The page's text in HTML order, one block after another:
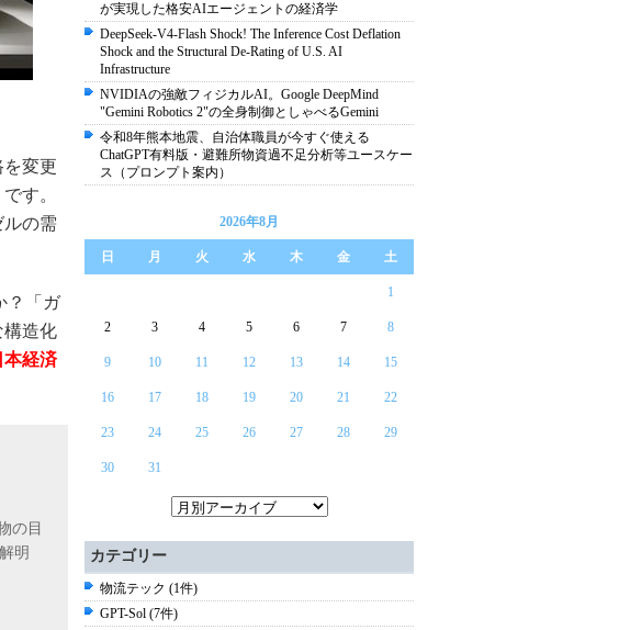
変更
す。
の需
？「ガ
構造化
本経済
の目
明
が実現した格安AIエージェントの経済学
DeepSeek-V4-Flash Shock! The Inference Cost Deflation
Shock and the Structural De-Rating of U.S. AI
Infrastructure
NVIDIAの強敵フィジカルAI。Google DeepMind
"Gemini Robotics 2"の全身制御としゃべるGemini
令和8年熊本地震、自治体職員が今すぐ使える
ChatGPT有料版・避難所物資過不足分析等ユースケー
ス（プロンプト案内）
2026年8月
日 月 火 水 木 金 土
1
2 3 4 5 6 7 8
9 10 11 12 13 14 15
16 17 18 19 20 21 22
23 24 25 26 27 28 29
30 31
カテゴリー
物流テック (1件)
GPT-Sol (7件)